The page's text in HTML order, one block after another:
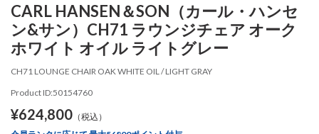
CARL HANSEN＆SON（カール・ハンセ
ン&サン）CH71 ラウンジチェア オーク
ホワイト オイル ライトグレー
CH71 LOUNGE CHAIR OAK WHITE OIL / LIGHT GRAY
Product ID:50154760
¥624,800 （税込）